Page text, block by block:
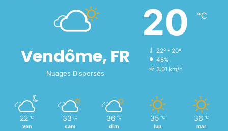
Vendôme, FR
Nuages Dispersés
20 ℃
22º - 20º
48%
3.01 km/h
22 ℃
ven
33 ℃
sam
36 ℃
dim
35 ℃
lun
36 ℃
mar